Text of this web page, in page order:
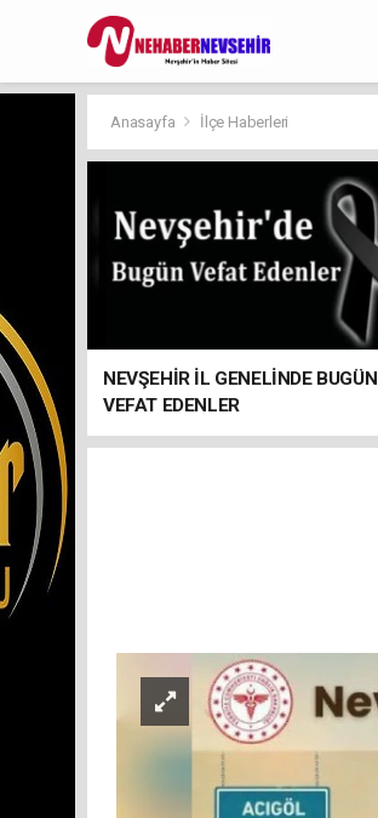
Anasayfa İlçe Haberleri
NEVŞEHİR İL GENELİNDE BUGÜN
VEFAT EDENLER